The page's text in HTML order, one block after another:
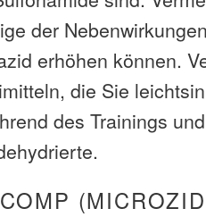
der
erhöhen können.
die Sie
des Trainings